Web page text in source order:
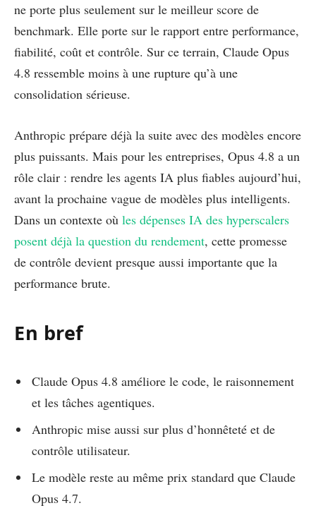
ne porte plus seulement sur le meilleur score de
benchmark. Elle porte sur le rapport entre performance,
fiabilité, coût et contrôle. Sur ce terrain, Claude Opus
4.8 ressemble moins à une rupture qu’à une
consolidation sérieuse.
Anthropic prépare déjà la suite avec des modèles encore
plus puissants. Mais pour les entreprises, Opus 4.8 a un
rôle clair : rendre les agents IA plus fiables aujourd’hui,
avant la prochaine vague de modèles plus intelligents.
Dans un contexte où les dépenses IA des hyperscalers
posent déjà la question du rendement, cette promesse
de contrôle devient presque aussi importante que la
performance brute.
En bref
Claude Opus 4.8 améliore le code, le raisonnement
et les tâches agentiques.
Anthropic mise aussi sur plus d’honnêteté et de
contrôle utilisateur.
Le modèle reste au même prix standard que Claude
Opus 4.7.